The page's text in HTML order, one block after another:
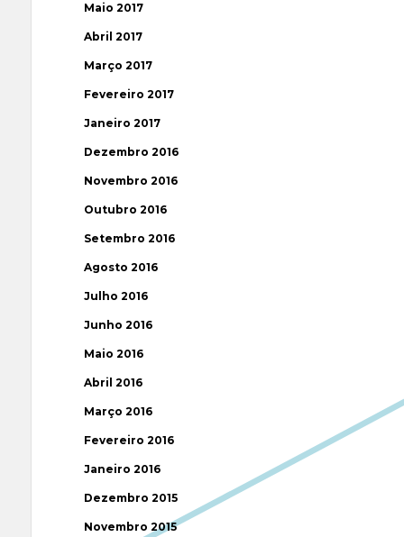
Maio 2017
Abril 2017
Março 2017
Fevereiro 2017
Janeiro 2017
Dezembro 2016
Novembro 2016
Outubro 2016
Setembro 2016
Agosto 2016
Julho 2016
Junho 2016
Maio 2016
Abril 2016
Março 2016
Fevereiro 2016
Janeiro 2016
Dezembro 2015
Novembro 2015